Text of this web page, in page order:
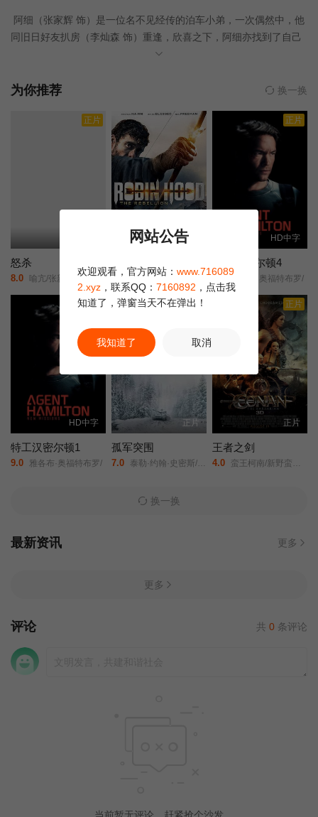
阿细（张家辉 饰）是一位名不见经传的泊车小弟，一次偶然中，他
同旧日好友扒房（李灿森 饰）重逢，欣喜之下，阿细亦找到了自己
未来的道路。就这样，阿细经扒房介绍，来到了阿查（吴镇宇 饰）
一次行动中，阿细的聪明机灵得到了某黑道大哥的赏识，联系了两
的讨债公司，并将公司经营得风生水起，自己也因此而遇见了命中
注定的情人。不幸的是，阿查并不愿意放过背叛自己的阿细，他设
计陷害阿细，让他陷入了人生的低谷。
为你推荐 换一换
正片
怒杀
8.0 喻亢/张新童/董洋/刘珂君/
正片
9.0 布耐恩·布莱塞得/马丁·福特/克里斯蒂安·奈恩/
正片
HD中字
特工汉密尔顿4
8.0 雅各布·奥福特布罗/
正片
HD中字
特工汉密尔顿1
9.0 雅各布·奥福特布罗/
正片
正片
孤军突围
7.0 泰勒·约翰·史密斯/阿塔纳斯·斯雷布雷夫/斯科特·伊斯特伍德/阿尔菲·斯图尔特/科林·汉克斯/洛恩·麦克菲登/卡洛琳·佩特/丹尼尔·罗德里戈兹/安洁纽·艾莉丝-泰勒/洛朗·莫雷尔/蒂莫西·布洛尔/
正片
正片
王者之剑
4.0 蛮王柯南/新野蛮人柯南/勇者柯南/
换一换
最新资讯 更多
更多
评论 共 0 条评论
当前暂无评论，赶紧抢个沙发
网站公告
欢迎观看，官方网站： www.716089
2.xyz ，联系QQ： 7160892 ，点击我
知道了，弹窗当天不在弹出！
我知道了 取消